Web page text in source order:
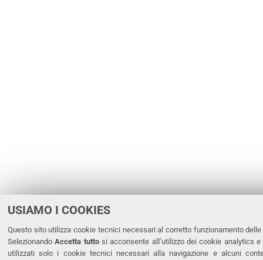
USIAMO I COOKIES
Questo sito utilizza cookie tecnici necessari al corretto funzionamento
SelezionandoAccetta tuttosi acconsente all’utilizzo dei cookie analytics e
utilizzati solo i cookie tecnici necessari alla navigazione e alcuni